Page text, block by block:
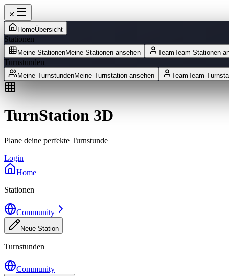
HomeÜbersicht
Stationen
Meine StationenMeine Stationen ansehen TeamTeam-Stationen
Turnstunden
Meine TurnstundenMeine Turnstation ansehen TeamTeam-
TurnStation 3D
Plane deine perfekte Turnstunde
Login
Home
Stationen
Community
Neue Station
Turnstunden
Community